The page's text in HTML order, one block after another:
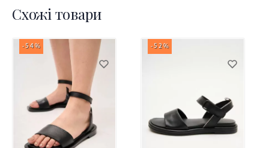
Схожі товари
-54% -52%